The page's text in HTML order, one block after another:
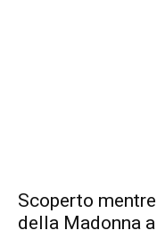
Scoperto
della Madonna